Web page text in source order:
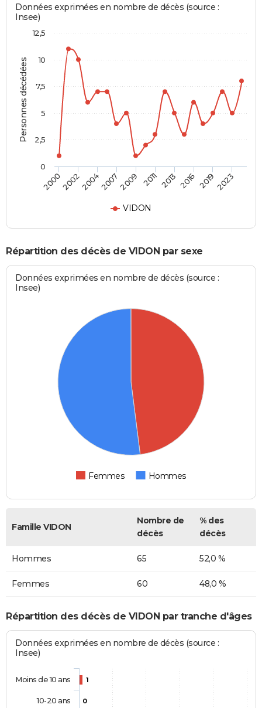
Personnes décédées
Données exprimées en nombre de décès (source :
Insee)
VIDON
20002002200420072009 2011 2013 2016 20192023
0
2,5
5
7,5
10
12,5
Répartition des décès de VIDON par sexe
Données exprimées en nombre de décès (source :
Insee)
Femmes Hommes
Famille VIDON
Nombre de
décès
% des
décès
Hommes 65 52,0 %
Femmes 60 48,0 %
Répartition des décès de VIDON par tranche d'âges
Données exprimées en nombre de décès (source :
Insee)
1
0
Moins de 10 ans
10-20 ans